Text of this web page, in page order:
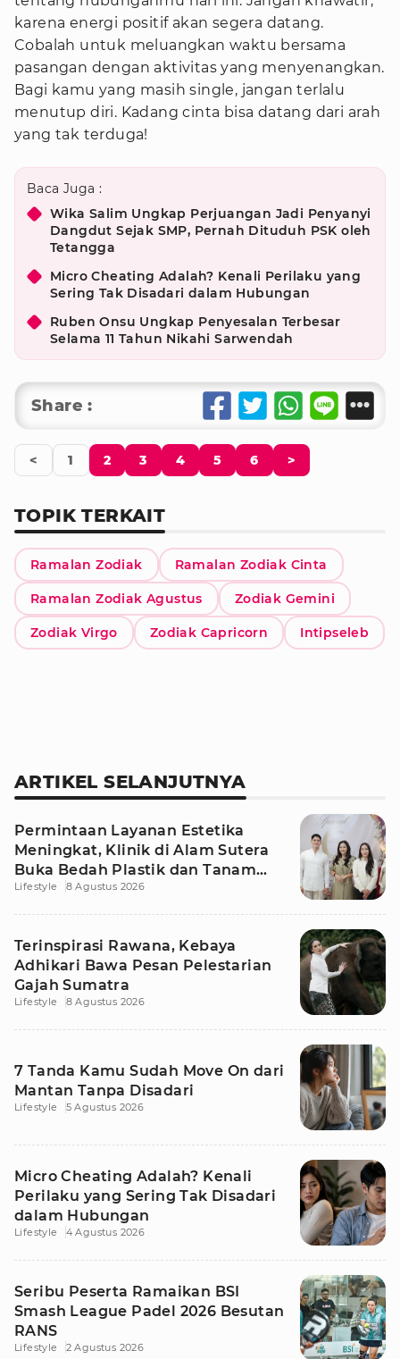
karena energi positif akan segera datang.
Cobalah untuk meluangkan waktu bersama
pasangan dengan aktivitas yang menyenangkan.
Bagi kamu yang masih single, jangan terlalu
menutup diri. Kadang cinta bisa datang dari arah
yang tak terduga!
Baca Juga :
Wika Salim Ungkap Perjuangan Jadi Penyanyi
Dangdut Sejak SMP, Pernah Dituduh PSK oleh
Tetangga
Micro Cheating Adalah? Kenali Perilaku yang
Sering Tak Disadari dalam Hubungan
Ruben Onsu Ungkap Penyesalan Terbesar
Selama 11 Tahun Nikahi Sarwendah
Share :
< 1 2 3 4 5 6 >
TOPIK TERKAIT
Ramalan Zodiak Ramalan Zodiak Cinta
Ramalan Zodiak Agustus Zodiak Gemini
Zodiak Virgo Zodiak Capricorn Intipseleb
ARTIKEL SELANJUTNYA
Permintaan Layanan Estetika
Meningkat, Klinik di Alam Sutera
Buka Bedah Plastik dan Tanam
Rambut
Lifestyle 8 Agustus 2026
Terinspirasi Rawana, Kebaya
Adhikari Bawa Pesan Pelestarian
Gajah Sumatra
Lifestyle 8 Agustus 2026
7 Tanda Kamu Sudah Move On dari
Mantan Tanpa Disadari
Lifestyle 5 Agustus 2026
Micro Cheating Adalah? Kenali
Perilaku yang Sering Tak Disadari
dalam Hubungan
Lifestyle 4 Agustus 2026
Seribu Peserta Ramaikan BSI
Smash League Padel 2026 Besutan
RANS
Lifestyle 2 Agustus 2026